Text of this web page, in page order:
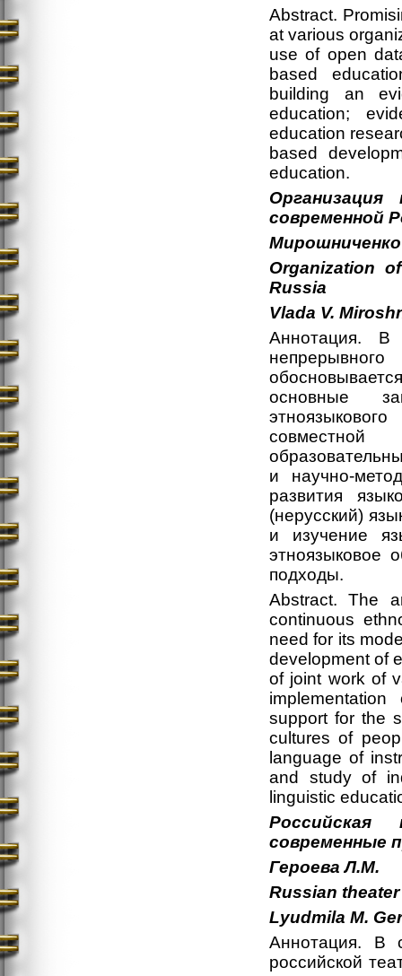
Abstract.
at various
use of open
based
building an
education;
education
based
education.
Организация
современной
Мирошниченко
Organization
Russia
Vlada V.
Аннотация. В
основные
совместной
и научно-
развития
(нерусский)
и изучение
этноязыковое
подходы.
Abstract. The
continuous
need for its
development of
of joint work of
support for the
cultures of
language of
and study of
linguistic
Российская
современные
Героева Л.М.
Russian
Lyudmila M.
Аннотация. В
российской